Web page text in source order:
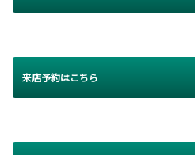
来店予約はこちら